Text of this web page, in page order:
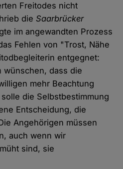
Freitodes nicht
dieSaarbrücker
im angewandten Prozess
Fehlen von "Trost, Nähe
entgegnet:
wünschen, dass die
mehr Beachtung
die Selbstbestimmung
Entscheidung, die
Angehörigen müssen
auch wenn wir
sind, sie